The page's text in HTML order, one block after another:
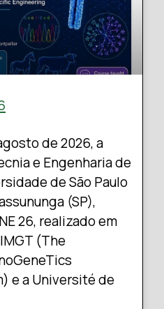
de 2026, a
e Engenharia de
de São Paulo
(SP),
26, realizado em
(The
e a Université de